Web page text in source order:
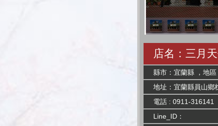
店名：三月
縣市：宜蘭縣 ，地
地址：宜蘭縣員山鄉
電話 : 0911-316141
Line_ID：